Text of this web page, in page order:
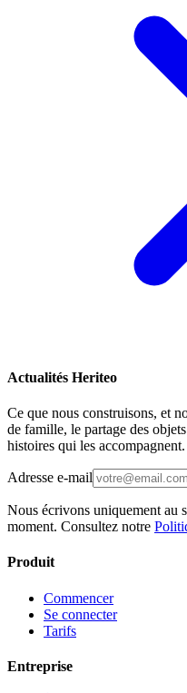
Actualités Heriteo
Ce que nous construisons, et
de famille, le partage des
histoires qui les accompagnent.
Adresse e-mail
Nous écrivons uniquement au
moment. Consultez notre
Produit
Commencer
Se connecter
Tarifs
Entreprise